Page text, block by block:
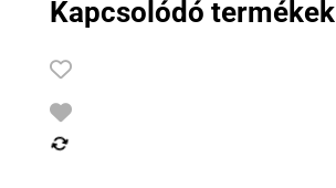
Kapcsolódó termékek